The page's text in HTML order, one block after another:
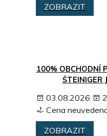
ZOBRAZIT
100% OBCHODNÍ
ŠTEINIGER
03.08.2026
Cena
ZOBRAZIT